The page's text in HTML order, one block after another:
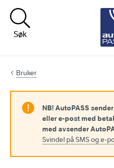
Hopp til innhold
Søk
Bruker
NB!AutoPASS
eller e-post med
med avsender
Svindel på SMS og e-